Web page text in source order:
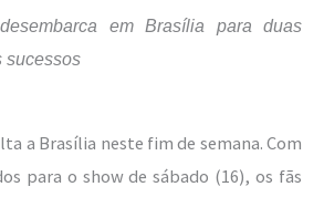
em Brasília para duas
sucessos
a Brasília neste fim de semana. Com
para o show de sábado (16), os fãs